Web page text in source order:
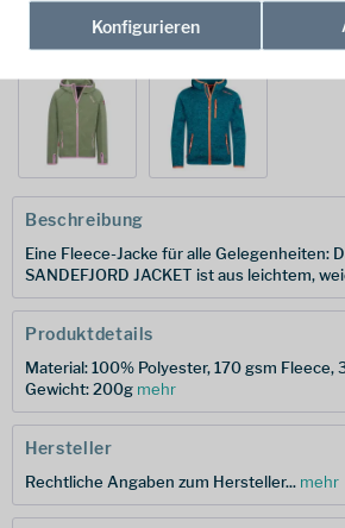
weitere Modelle:
Beschreibung
Eine Fleece-Jacke für alle Gelegenheiten:
SANDEFJORD JACKET ist aus leichtem,
Produktdetails
Material: 100% Polyester, 170 gsm Fleece,
Gewicht: 200g mehr
Hersteller
Rechtliche Angaben zum Hersteller... mehr
Konfigurieren